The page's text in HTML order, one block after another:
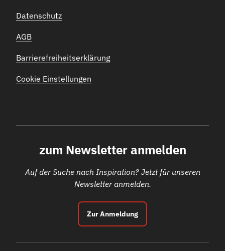
Datenschutz
AGB
Barrierefreiheitserklärung
Cookie Einstellungen
zum Newsletter anmelden
Auf der Suche nach Inspiration? Jetzt für unseren
Newsletter anmelden.
Zur Anmeldung